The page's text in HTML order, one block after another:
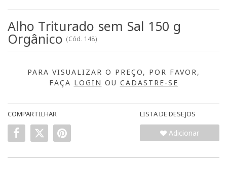
Alho Triturado sem Sal 150 g
Orgânico(Cód. 148)
PARA VISUALIZAR O PREÇO, POR FAVOR,
FAÇA LOGIN OU CADASTRE-SE
COMPARTILHAR LISTA DE DESEJOS
Adicionar